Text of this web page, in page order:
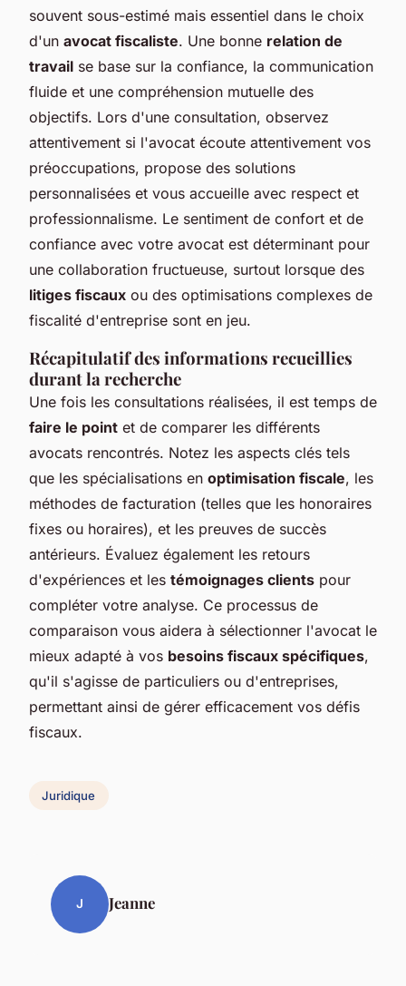
souvent sous-estimé mais essentiel dans le choix
d'un avocat fiscaliste. Une bonne relation de
travail se base sur la confiance, la communication
fluide et une compréhension mutuelle des
objectifs. Lors d'une consultation, observez
attentivement si l'avocat écoute attentivement vos
préoccupations, propose des solutions
personnalisées et vous accueille avec respect et
professionnalisme. Le sentiment de confort et de
confiance avec votre avocat est déterminant pour
une collaboration fructueuse, surtout lorsque des
litiges fiscaux ou des optimisations complexes de
fiscalité d'entreprise sont en jeu.
Récapitulatif des informations recueillies
durant la recherche
Une fois les consultations réalisées, il est temps de
faire le point et de comparer les différents
avocats rencontrés. Notez les aspects clés tels
que les spécialisations en optimisation fiscale, les
méthodes de facturation (telles que les honoraires
fixes ou horaires), et les preuves de succès
antérieurs. Évaluez également les retours
d'expériences et les témoignages clients pour
compléter votre analyse. Ce processus de
comparaison vous aidera à sélectionner l'avocat le
mieux adapté à vos besoins fiscaux spécifiques,
qu'il s'agisse de particuliers ou d'entreprises,
permettant ainsi de gérer efficacement vos défis
fiscaux.
Juridique
J Jeanne